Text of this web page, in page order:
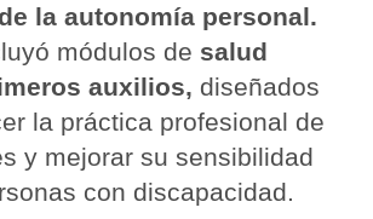
la autonomía personal.
módulos de salud
auxilios, diseñados
la práctica profesional de
y mejorar su sensibilidad
con discapacidad.